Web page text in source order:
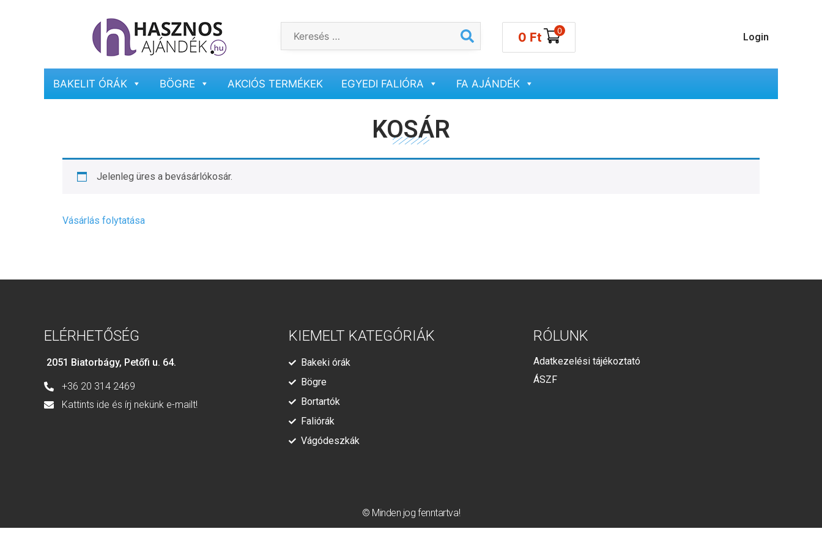
0 Ft 0
Login
BAKELIT ÓRÁK BÖGRE AKCIÓS TERMÉKEK EGYEDI FALIÓRA FA AJÁNDÉK
KOSÁR
Jelenleg üres a bevásárlókosár.
Vásárlás folytatása
ELÉRHETŐSÉG
2051 Biatorbágy, Petőfi u. 64.
+36 20 314 2469
Kattints ide és írj nekünk e-mailt!
KIEMELT KATEGÓRIÁK
Bakeki órák
Bögre
Bortartók
Faliórák
Vágódeszkák
RÓLUNK
Adatkezelési tájékoztató
ÁSZF
© Minden jog fenntartva!